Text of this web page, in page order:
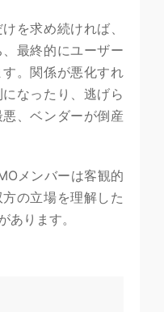
を求め続ければ、
最終的にユーザー
。関係が悪化すれ
なったり、逃げら
、ベンダーが倒産
メンバーは客観的
の立場を理解した
あります。